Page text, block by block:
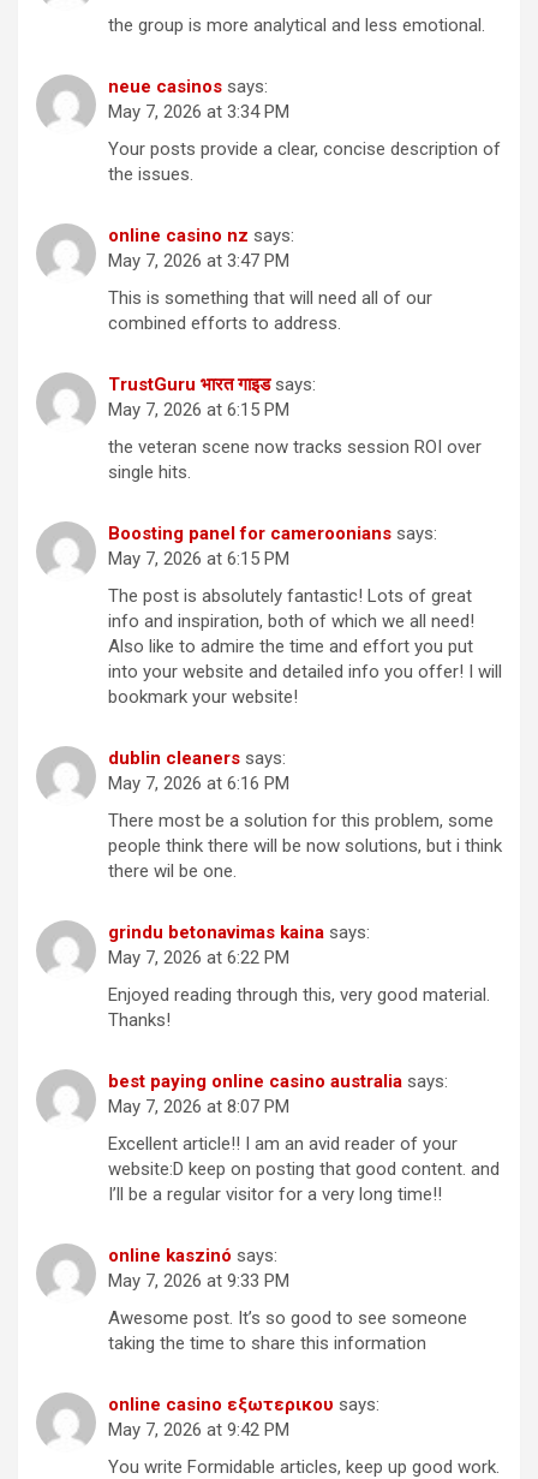
the group is more analytical and less emotional.
neue casinos says:
May 7, 2026 at 3:34 PM
Your posts provide a clear, concise description of
the issues.
online casino nz says:
May 7, 2026 at 3:47 PM
This is something that will need all of our
combined efforts to address.
TrustGuru भारत गाइड says:
May 7, 2026 at 6:15 PM
the veteran scene now tracks session ROI over
single hits.
Boosting panel for cameroonians says:
May 7, 2026 at 6:15 PM
The post is absolutely fantastic! Lots of great
info and inspiration, both of which we all need!
Also like to admire the time and effort you put
into your website and detailed info you offer! I will
bookmark your website!
dublin cleaners says:
May 7, 2026 at 6:16 PM
There most be a solution for this problem, some
people think there will be now solutions, but i think
there wil be one.
grindu betonavimas kaina says:
May 7, 2026 at 6:22 PM
Enjoyed reading through this, very good material.
Thanks!
best paying online casino australia says:
May 7, 2026 at 8:07 PM
Excellent article!! I am an avid reader of your
website:D keep on posting that good content. and
I’ll be a regular visitor for a very long time!!
online kaszinó says:
May 7, 2026 at 9:33 PM
Awesome post. It’s so good to see someone
taking the time to share this information
online casino εξωτερικου says:
May 7, 2026 at 9:42 PM
You write Formidable articles, keep up good work.